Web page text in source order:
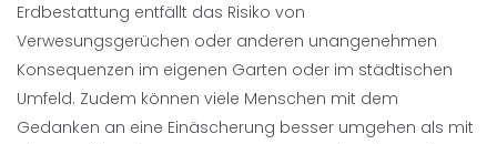
Erdbestattung entfällt das Risiko von
Verwesungsgerüchen oder anderen unangenehmen
Konsequenzen im eigenen Garten oder im städtischen
Umfeld. Zudem können viele Menschen mit dem
Gedanken an eine Einäscherung besser umgehen als mit